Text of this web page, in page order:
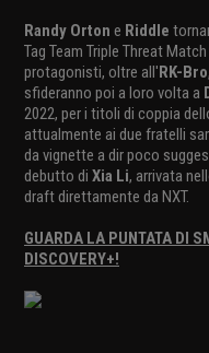
Randy Orton e Riddle
Tag Team Triple Threat
protagonisti, oltre all'RK-Bro
sfideranno poi a loro volta a
2022, per i titoli di coppia
attualmente ai due fratelli
da vignette a dir poco
debutto di Xia Li, arrivata
draft direttamente da NXT.
GUARDA LA PUNTATA DI
DISCOVERY+!